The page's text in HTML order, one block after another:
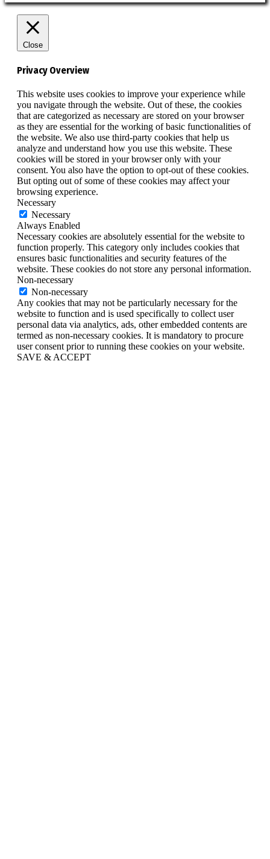
Close
Privacy Overview
This website uses cookies to improve your experience while
you navigate through the website. Out of these, the cookies
that are categorized as necessary are stored on your browser
as they are essential for the working of basic functionalities of
the website. We also use third-party cookies that help us
analyze and understand how you use this website. These
cookies will be stored in your browser only with your
consent. You also have the option to opt-out of these cookies.
But opting out of some of these cookies may affect your
browsing experience.
Necessary
Necessary
Always Enabled
Necessary cookies are absolutely essential for the website to
function properly. This category only includes cookies that
ensures basic functionalities and security features of the
website. These cookies do not store any personal information.
Non-necessary
Non-necessary
Any cookies that may not be particularly necessary for the
website to function and is used specifically to collect user
personal data via analytics, ads, other embedded contents are
termed as non-necessary cookies. It is mandatory to procure
user consent prior to running these cookies on your website.
SAVE & ACCEPT